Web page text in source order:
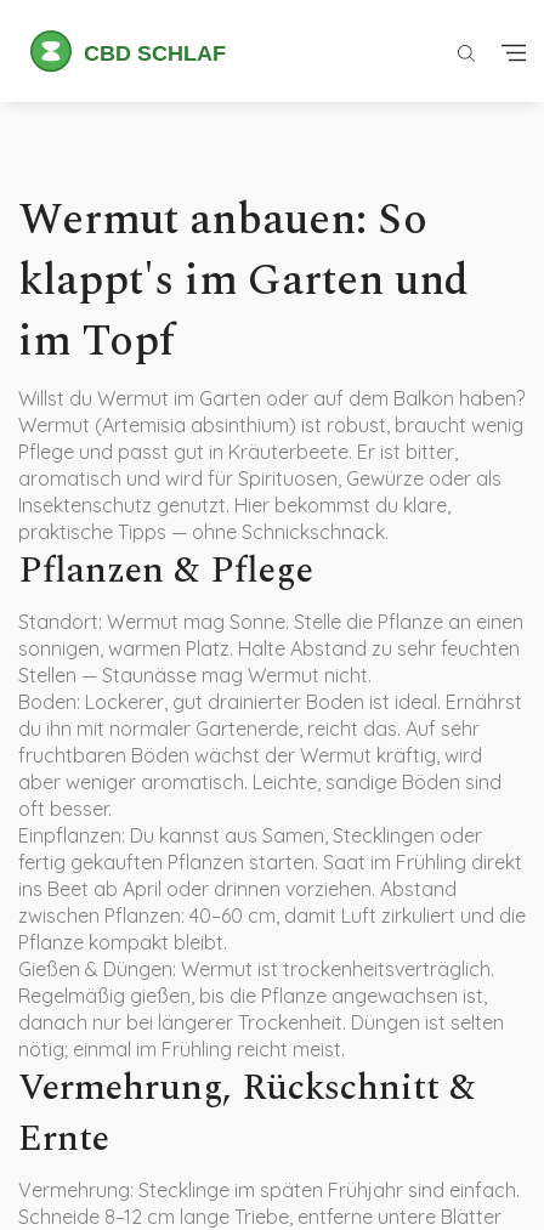
Wermut anbauen: So
klappt's im Garten und
im Topf
Willst du Wermut im Garten oder auf dem Balkon haben?
Wermut (Artemisia absinthium) ist robust, braucht wenig
Pflege und passt gut in Kräuterbeete. Er ist bitter,
aromatisch und wird für Spirituosen, Gewürze oder als
Insektenschutz genutzt. Hier bekommst du klare,
praktische Tipps — ohne Schnickschnack.
Pflanzen & Pflege
Standort: Wermut mag Sonne. Stelle die Pflanze an einen
sonnigen, warmen Platz. Halte Abstand zu sehr feuchten
Stellen — Staunässe mag Wermut nicht.
Boden: Lockerer, gut drainierter Boden ist ideal. Ernährst
du ihn mit normaler Gartenerde, reicht das. Auf sehr
fruchtbaren Böden wächst der Wermut kräftig, wird
aber weniger aromatisch. Leichte, sandige Böden sind
oft besser.
Einpflanzen: Du kannst aus Samen, Stecklingen oder
fertig gekauften Pflanzen starten. Saat im Frühling direkt
ins Beet ab April oder drinnen vorziehen. Abstand
zwischen Pflanzen: 40–60 cm, damit Luft zirkuliert und die
Pflanze kompakt bleibt.
Gießen & Düngen: Wermut ist trockenheitsverträglich.
Regelmäßig gießen, bis die Pflanze angewachsen ist,
danach nur bei längerer Trockenheit. Düngen ist selten
nötig; einmal im Frühling reicht meist.
Vermehrung, Rückschnitt &
Ernte
Vermehrung: Stecklinge im späten Frühjahr sind einfach.
Schneide 8–12 cm lange Triebe, entferne untere Blätter